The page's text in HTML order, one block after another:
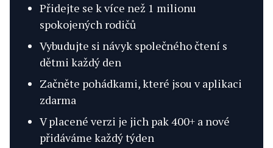
Přidejte se k více než 1 milionu
spokojených rodičů
Vybudujte si návyk společného čtení s
dětmi každý den
Začněte pohádkami, které jsou v aplikaci
zdarma
V placené verzi je jich pak 400+ a nové
přidáváme každý týden